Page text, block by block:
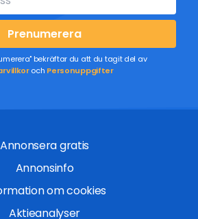
Prenumerera
bekräftar du att du tagit del av
och Personuppgifter
Annonsera gratis
Annonsinfo
om cookies
Aktieanalyser